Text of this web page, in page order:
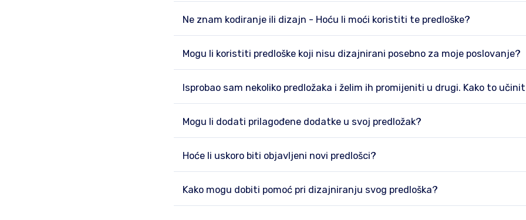
Ne znam kodiranje ili dizajn - Hoću li moći koristiti te predloške?
Mogu li koristiti predloške koji nisu dizajnirani posebno za moje poslovanje?
Isprobao sam nekoliko predložaka i želim ih promijeniti u drugi. Kako to
Mogu li dodati prilagođene dodatke u svoj predložak?
Hoće li uskoro biti objavljeni novi predlošci?
Kako mogu dobiti pomoć pri dizajniranju svog predloška?